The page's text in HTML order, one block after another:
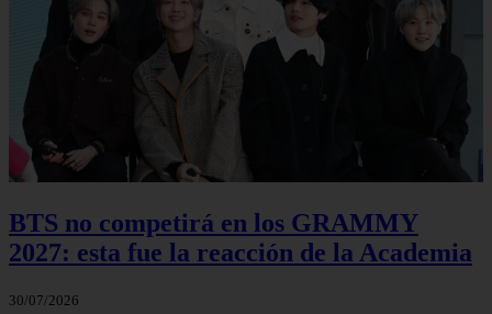
BTS no competirá en los GRAMMY
2027: esta fue la reacción de la Academia
30/07/2026